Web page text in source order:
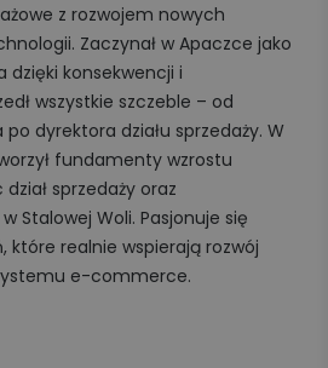
z rozwojem nowych
Zaczynał w Apaczce jako
dzięki konsekwencji i
wszystkie szczeble – od
dyrektora działu sprzedaży. W
fundamenty wzrostu
sprzedaży oraz
Stalowej Woli. Pasjonuje się
które realnie wspierają rozwój
e-commerce.